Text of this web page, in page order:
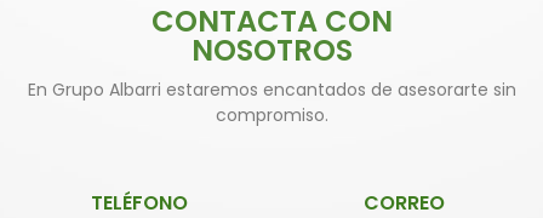
CONTACTA CON
NOSOTROS
En Grupo Albarri estaremos encantados de asesorarte sin
compromiso.
TELÉFONO CORREO